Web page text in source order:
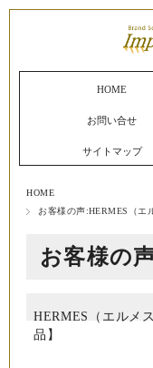
HOME
お問い合せ
サイトマップ
HOME
お客様の声:HERMES（エ
お客様の
HERMES（エルメ
品】